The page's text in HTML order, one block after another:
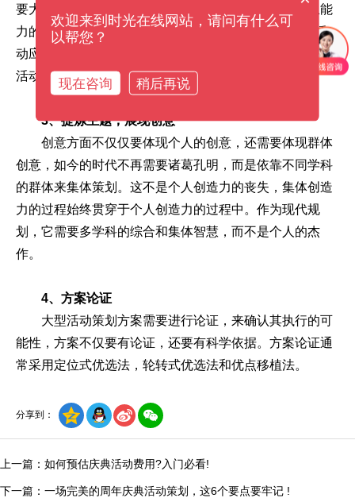
要大量的社会物质和大量的创造力。最后还需要对应急能
力的适应性进行研究，需要哪些应对措施?例如，户外活
动应考虑天气，还有安全设施，这些都是在策划一场大型
活动之前需要进行考虑的。
3、提炼主题，展现创意
创意方面不仅仅要体现个人的创意，还需要体现群体
创意，如今的时代不再需要诸葛孔明，而是依靠不同学科
的群体来集体策划。这不是个人创造力的丧失，集体创造
力的过程始终贯穿于个人创造力的过程中。作为现代规
划，它需要多学科的综合和集体智慧，而不是个人的杰
作。
4、方案论证
大型活动策划方案需要进行论证，来确认其执行的可
能性，方案不仅要有论证，还要有科学依据。方案论证通
常采用定位式优选法，轮转式优选法和优点移植法。
分享到：
上一篇：如何预估庆典活动费用?入门必看!
下一篇：一场完美的周年庆典活动策划，这6个要点要牢记 !
欢迎来到时光在线网站，请问有什么可
以帮您？
现在咨询 稍后再说